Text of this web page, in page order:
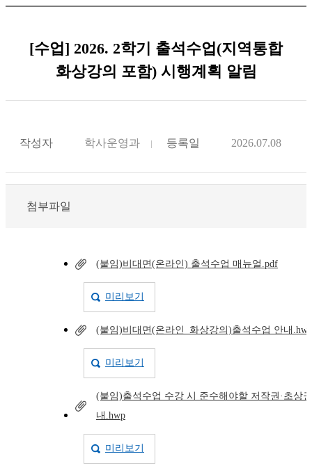
[수업] 2026. 2학기 출석수업(지역통합
화상강의 포함) 시행계획 알림
작성자 학사운영과 등록일 2026.07.08
첨부파일
(붙임)비대면(온라인) 출석수업 매뉴얼.pdf
미리보기
(붙임)비대면(온라인_화상강의)출석수업 안내.hwp
미리보기
(붙임)출석수업 수강 시 준수해야할 저작권·초상
내.hwp
미리보기